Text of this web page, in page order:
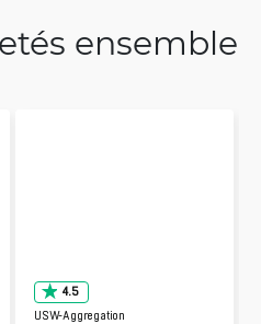
ensemble
4.5
USW-Aggregation